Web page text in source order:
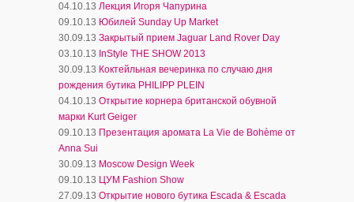
КОНТАКТЫ
04.10.13 Лекция Игоря Чапурина
09.10.13 Юбилей Sunday Up Market
30.09.13 Закрытый прием Jaguar Land Rover Day
03.10.13 InStyle THE SHOW 2013
30.09.13 Коктейльная вечеринка по случаю дня
рождения бутика PHILIPP PLEIN
04.10.13 Открытие корнера британской обувной
марки Kurt Geiger
09.10.13 Презентация аромата La Vie de Bohème от
Anna Sui
30.09.13 Moscow Design Week
09.10.13 ЦУМ Fashion Show
27.09.13 Открытие нового бутика Escada & Escada